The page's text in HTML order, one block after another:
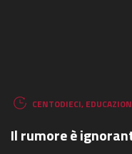
CENTODIECI,
Il rumore è